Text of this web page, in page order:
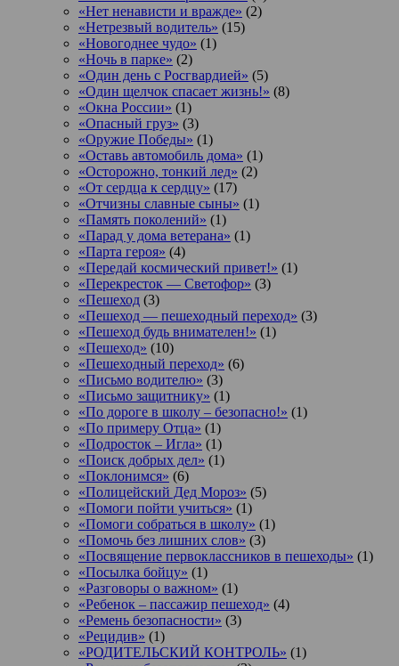
«Нет ненависти и вражде» (2)
«Нетрезвый водитель» (15)
«Новогоднее чудо» (1)
«Ночь в парке» (2)
«Один день с Росгвардией» (5)
«Один щелчок спасает жизнь!» (8)
«Окна России» (1)
«Опасный груз» (3)
«Оружие Победы» (1)
«Оставь автомобиль дома» (1)
«Осторожно, тонкий лед» (2)
«От сердца к сердцу» (17)
«Отчизны славные сыны» (1)
«Память поколений» (1)
«Парад у дома ветерана» (1)
«Парта героя» (4)
«Передай космический привет!» (1)
«Перекресток — Светофор» (3)
«Пешеход (3)
«Пешеход — пешеходный переход» (3)
«Пешеход будь внимателен!» (1)
«Пешеход» (10)
«Пешеходный переход» (6)
«Письмо водителю» (3)
«Письмо защитнику» (1)
«По дороге в школу – безопасно!» (1)
«По примеру Отца» (1)
«Подросток ‒ Игла» (1)
«Поиск добрых дел» (1)
«Поклонимся» (6)
«Полицейский Дед Мороз» (5)
«Помоги пойти учиться» (1)
«Помоги собраться в школу» (1)
«Помочь без лишних слов» (3)
«Посвящение первоклассников в пешеходы» (1)
«Посылка бойцу» (1)
«Разговоры о важном» (1)
«Ребенок – пассажир пешеход» (4)
«Ремень безопасности» (3)
«Рецидив» (1)
«РОДИТЕЛЬСКИЙ КОНТРОЛЬ» (1)